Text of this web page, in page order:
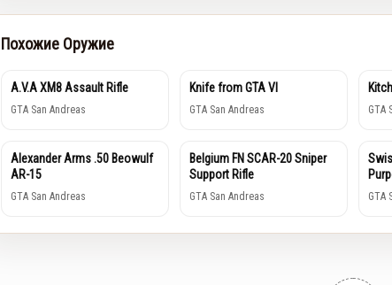
Похожие Оружие
A.V.A XM8 Assault Rifle
GTA San Andreas
Knife from GTA VI
GTA San Andreas GTA
Alexander Arms .50 Beowulf
AR-15
GTA San Andreas
Belgium FN SCAR-20 Sniper
Support Rifle
GTA San Andreas GTA